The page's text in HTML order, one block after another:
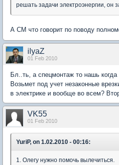
решать задачи электроэнергии, он
А СМ что говорит по поводу
ilyaZ
01 Feb 2010
Бл..ть, а спецмонтаж то нашь
Возьмет под учет незаконные
в электрике и вообще во всем?
VK55
01 Feb 2010
YuriP, on 1.02.2010 - 00:16:
1. Олегу нужно помочь вылечиться.